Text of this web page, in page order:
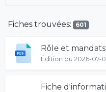
Fiches trouvées: 601
Rôle et mandats
Édition du 2026-07-
Fiche